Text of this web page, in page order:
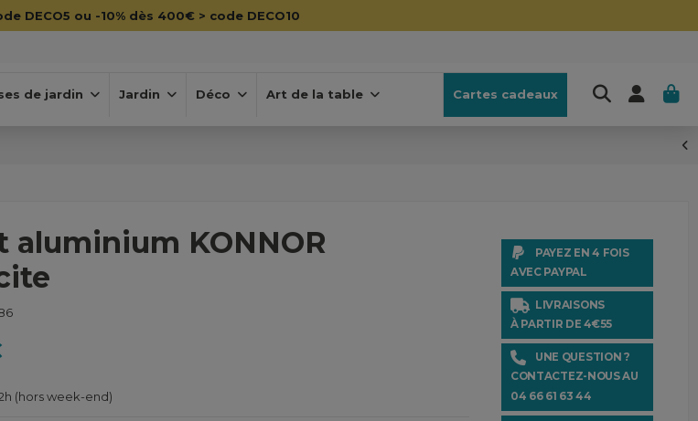
DECO5 ou -10% dès 400€ > code DECO10
de jardin Jardin Déco Art de la table Cartes cadeaux
aluminium KONNOR
(hors week-end)
PAYEZ EN 4 FOIS
AVEC PAYPAL
LIVRAISONS
À PARTIR DE 4€55
UNE QUESTION ?
CONTACTEZ-NOUS AU
04 66 61 63 44